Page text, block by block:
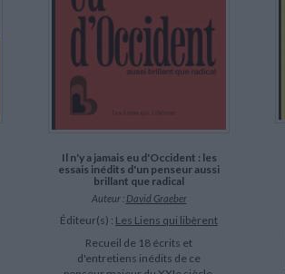
Il n'y a jamais eu d'Occident : les
essais inédits d'un penseur aussi
brillant que radical
Auteur : David Graeber
Éditeur(s) : Les Liens qui libèrent
Recueil de 18 écrits et
d'entretiens inédits de ce